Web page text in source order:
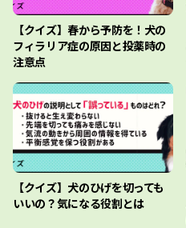
【クイズ】春から予防を！犬の
フィラリア症の原因と投薬時の
注意点
【クイズ】犬のひげを切っても
いいの？気になる役割とは